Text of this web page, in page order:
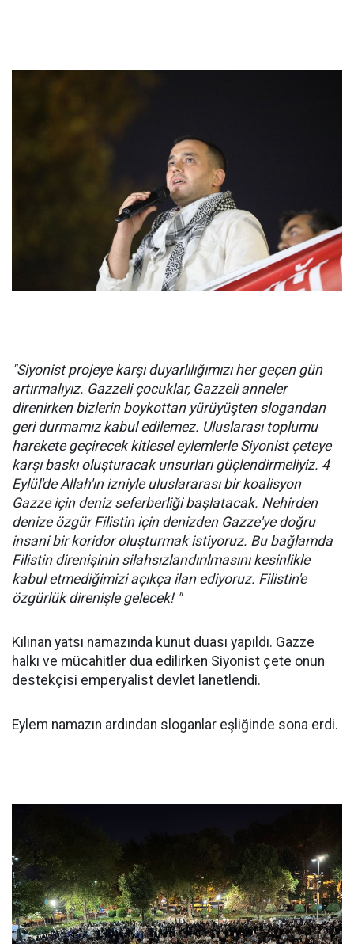
"Siyonist projeye karşı duyarlılığımızı her geçen gün
artırmalıyız. Gazzeli çocuklar, Gazzeli anneler
direnirken bizlerin boykottan yürüyüşten slogandan
geri durmamız kabul edilemez. Uluslarası toplumu
harekete geçirecek kitlesel eylemlerle Siyonist çeteye
karşı baskı oluşturacak unsurları güçlendirmeliyiz. 4
Eylül'de Allah'ın izniyle uluslararası bir koalisyon
Gazze için deniz seferberliği başlatacak. Nehirden
denize özgür Filistin için denizden Gazze'ye doğru
insani bir koridor oluşturmak istiyoruz. Bu bağlamda
Filistin direnişinin silahsızlandırılmasını kesinlikle
kabul etmediğimizi açıkça ilan ediyoruz. Filistin'e
özgürlük direnişle gelecek! "
Kılınan yatsı namazında kunut duası yapıldı. Gazze
halkı ve mücahitler dua edilirken Siyonist çete onun
destekçisi emperyalist devlet lanetlendi.
Eylem namazın ardından sloganlar eşliğinde sona erdi.